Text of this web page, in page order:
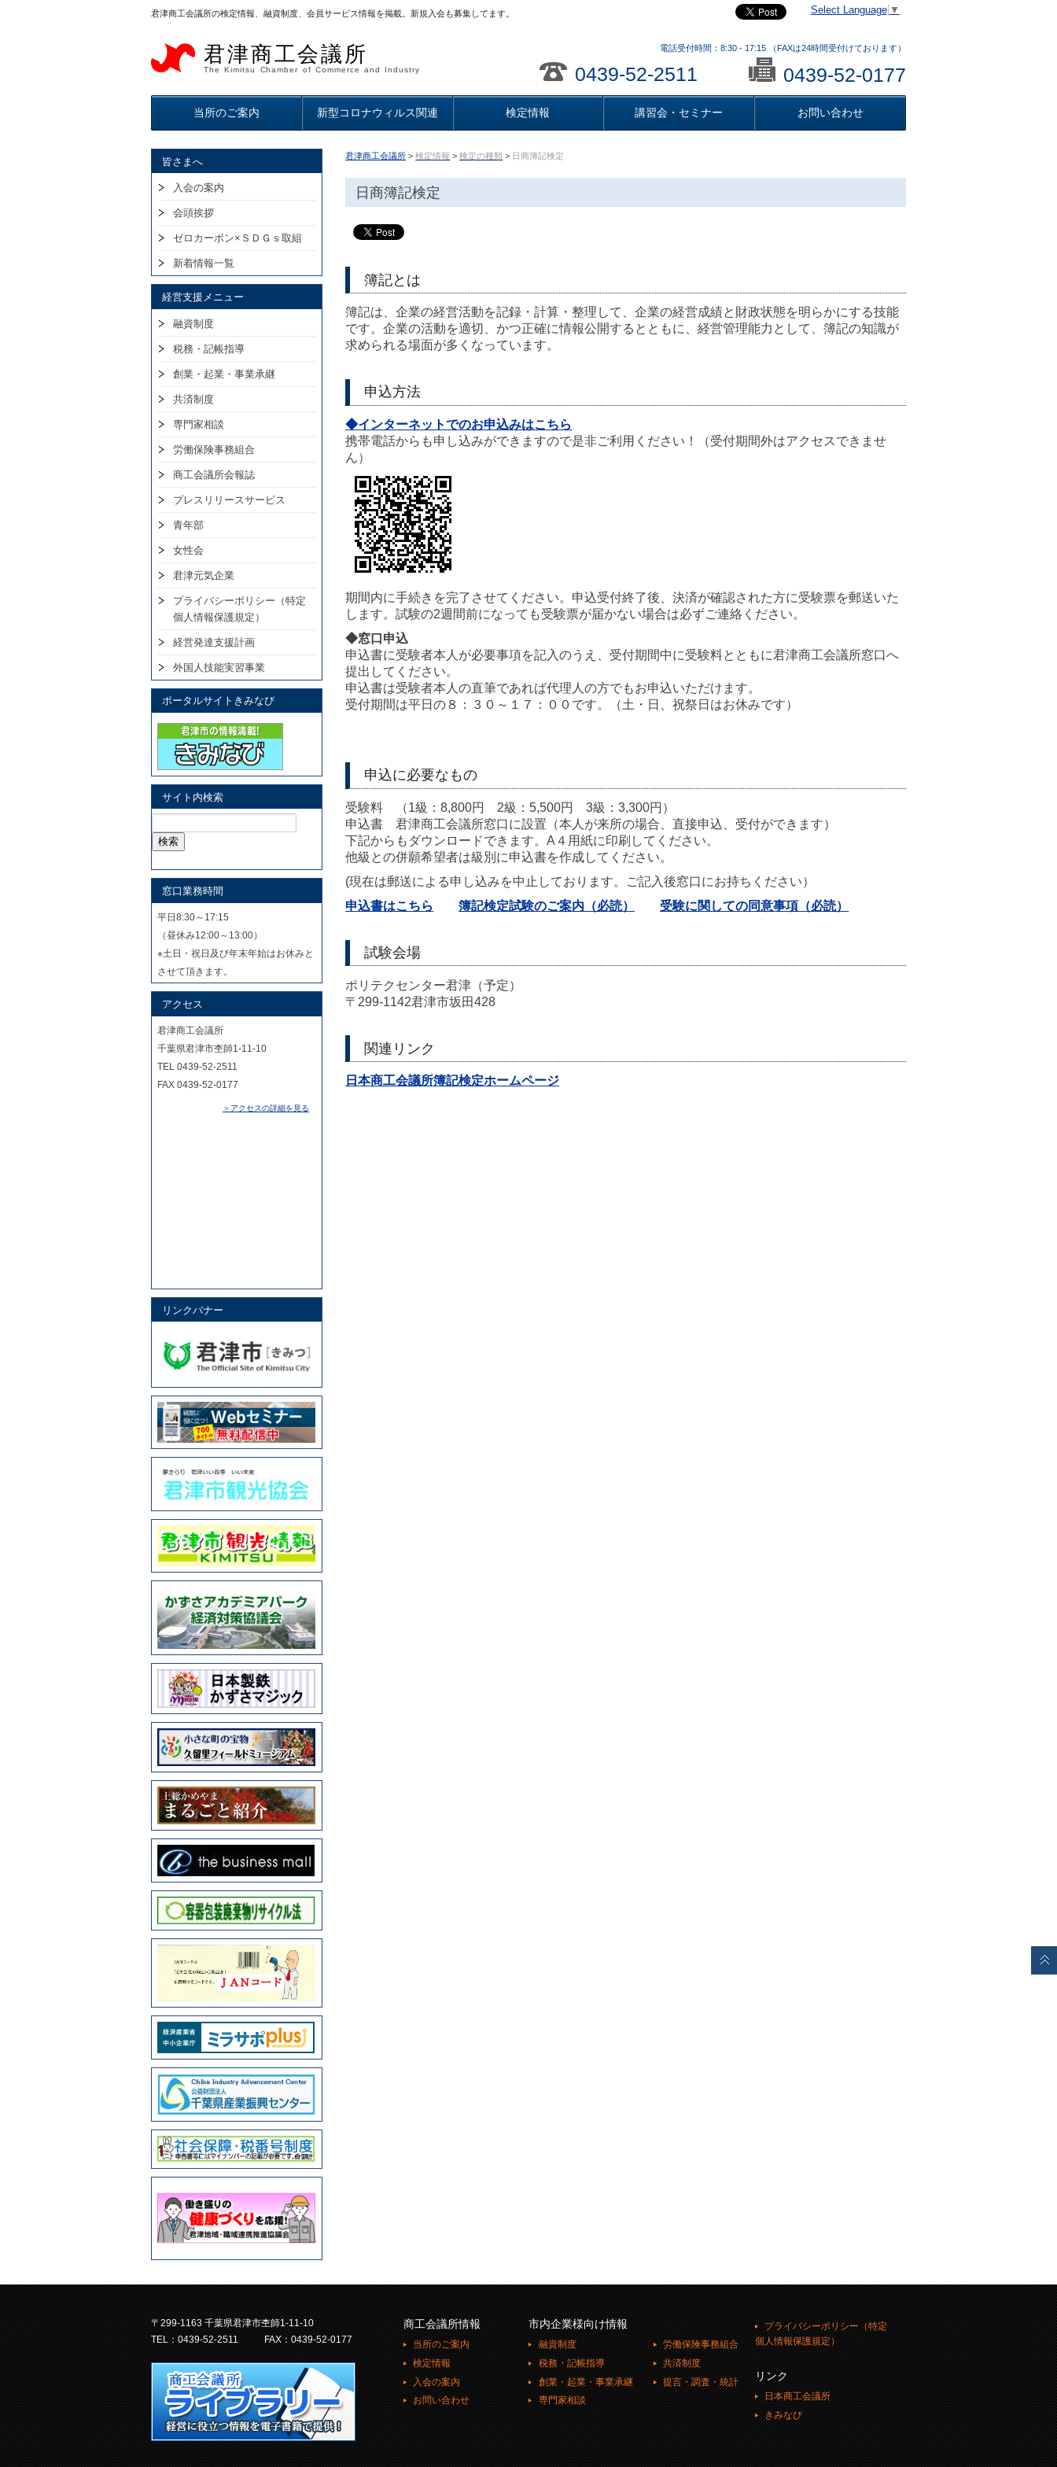
君津商工会議所の検定情報、融資制度、会員サービス情報を掲載。新規入会も募集してます。 Select Language ▼
君津商工会議所
The Kimitsu Chamber of Commerce and Industry
電話受付時間：8:30 - 17:15 （FAXは24時間受付けております）
0439-52-2511 0439-52-0177
当所のご案内 新型コロナウィルス関連 検定情報 講習会・セミナー お問い合わせ
君津商工会議所 >検定情報 >検定の種類 > 日商簿記検定
日商簿記検定
簿記とは
簿記は、企業の経営活動を記録・計算・整理して、企業の経営成績と財政状態を明らかにする技能
です。企業の活動を適切、かつ正確に情報公開するとともに、経営管理能力として、簿記の知識が
求められる場面が多くなっています。
申込方法
◆インターネットでのお申込みはこちら
携帯電話からも申し込みができますので是非ご利用ください！（受付期間外はアクセスできませ
ん）
期間内に手続きを完了させてください。申込受付終了後、決済が確認された方に受験票を郵送いた
します。試験の2週間前になっても受験票が届かない場合は必ずご連絡ください。
◆窓口申込
申込書に受験者本人が必要事項を記入のうえ、受付期間中に受験料とともに君津商工会議所窓口へ
提出してください。
申込書は受験者本人の直筆であれば代理人の方でもお申込いただけます。
受付期間は平日の８：３０～１７：００です。（土・日、祝祭日はお休みです）
申込に必要なもの
受験料 （1級：8,800円 2級：5,500円 3級：3,300円）
申込書 君津商工会議所窓口に設置（本人が来所の場合、直接申込、受付ができます）
下記からもダウンロードできます。A４用紙に印刷してください。
他級との併願希望者は級別に申込書を作成してください。
(現在は郵送による申し込みを中止しております。ご記入後窓口にお持ちください）
申込書はこちら
簿記検定試験のご案内（必読） 受験に関しての同意事項（必読）
試験会場
ポリテクセンター君津（予定）
〒299-1142君津市坂田428
関連リンク
日本商工会議所簿記検定ホームページ
皆さまへ
入会の案内
会頭挨拶
ゼロカーボン×ＳＤＧｓ取組
新着情報一覧
経営支援メニュー
融資制度
税務・記帳指導
創業・起業・事業承継
共済制度
専門家相談
労働保険事務組合
商工会議所会報誌
プレスリリースサービス
青年部
女性会
君津元気企業
プライバシーポリシー（特定
個人情報保護規定）
経営発達支援計画
外国人技能実習事業
ポータルサイトきみなび
サイト内検索
索:
窓口業務時間
平日8:30～17:15
（昼休み12:00～13:00）
※土日・祝日及び年末年始はお休みと
させて頂きます。
アクセス
君津商工会議所
千葉県君津市杢師1-11-10
TEL 0439-52-2511
FAX 0439-52-0177
＞アクセスの詳細を見る
リンクバナー
〒299-1163 千葉県君津市杢師1-11-10
TEL：0439-52-2511
FAX：0439-52-0177
商工会議所情報
当所のご案内
検定情報
入会の案内
お問い合わせ
市内企業様向け情報
融資制度
税務・記帳指導
創業・起業・事業承継
専門家相談
労働保険事務組合
共済制度
提言・調査・統計
プライバシーポリシー（特定
個人情報保護規定）
リンク
日本商工会議所
きみなび